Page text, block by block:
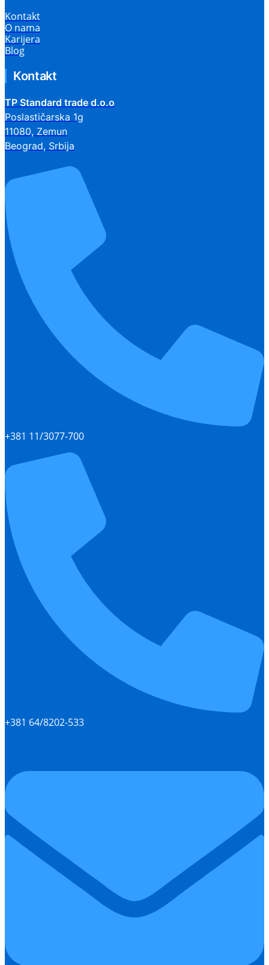
Kontakt
O nama
Karijera
Blog
Kontakt
TP Standard trade d.o.o
Poslastičarska 1g
11080, Zemun
Beograd, Srbija
+381 11/3077-700
+381 64/8202-533